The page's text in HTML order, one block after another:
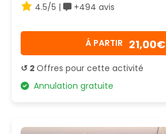
4.5/5 |
+494 avis
Á PARTIR 21,00€
↺ 2 Offres pour cette activité
Annulation gratuite